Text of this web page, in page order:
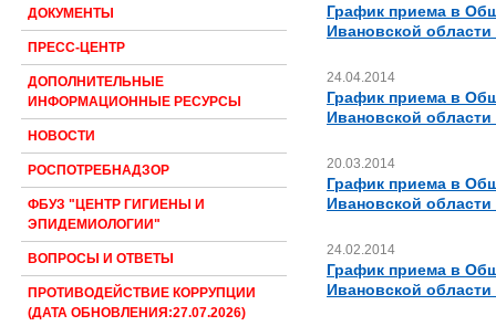
ДОКУМЕНТЫ
ПРЕСС-ЦЕНТР
ДОПОЛНИТЕЛЬНЫЕ
ИНФОРМАЦИОННЫЕ РЕСУРСЫ
НОВОСТИ
РОСПОТРЕБНАДЗОР
ФБУЗ "ЦЕНТР ГИГИЕНЫ И
ЭПИДЕМИОЛОГИИ"
ВОПРОСЫ И ОТВЕТЫ
ПРОТИВОДЕЙСТВИЕ КОРРУПЦИИ
(ДАТА ОБНОВЛЕНИЯ:27.07.2026)
График приема в
Ивановской области
24.04.2014
График приема в
Ивановской области
20.03.2014
График приема в
Ивановской области
24.02.2014
График приема в
Ивановской области